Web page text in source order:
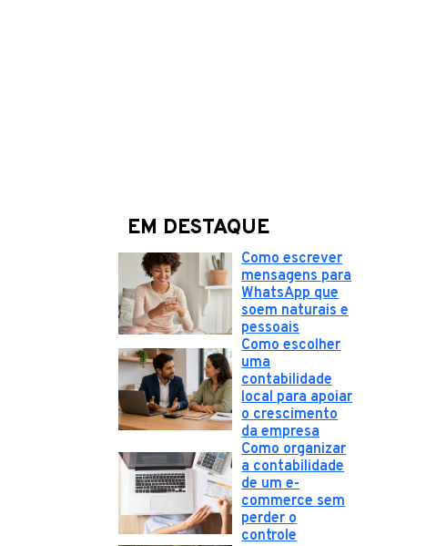
EM DESTAQUE
Como escrever
mensagens para
WhatsApp que
soem naturais e
pessoais
Como escolher
uma
contabilidade
local para apoiar
o crescimento
da empresa
Como organizar
a contabilidade
de um e-
commerce sem
perder o
controle